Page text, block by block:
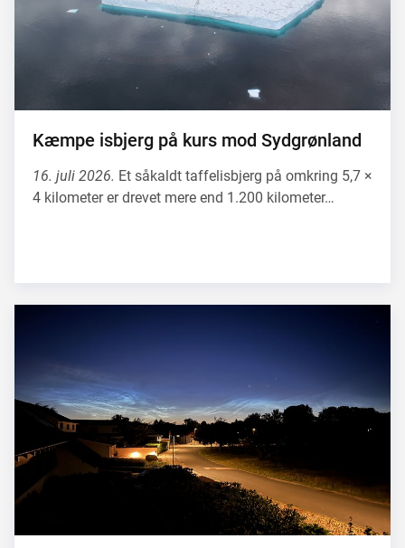
Kæmpe isbjerg på kurs mod Sydgrønland
16. juli 2026. Et såkaldt taffelisbjerg på omkring 5,7 ×
4 kilometer er drevet mere end 1.200 kilometer…